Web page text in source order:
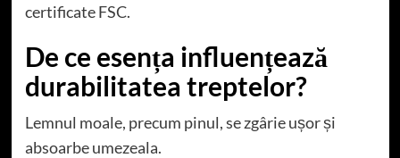
certificate FSC.
De ce esența influențează
durabilitatea treptelor?
Lemnul moale, precum pinul, se zgârie ușor și
absoarbe umezeala.